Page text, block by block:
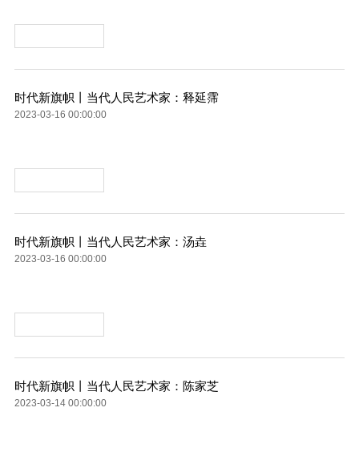
时代新旗帜丨当代人民艺术家：释延霈
2023-03-16 00:00:00
时代新旗帜丨当代人民艺术家：汤垚
2023-03-16 00:00:00
时代新旗帜丨当代人民艺术家：陈家芝
2023-03-14 00:00:00